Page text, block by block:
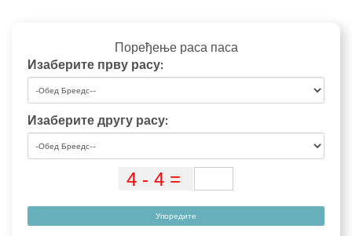
Поређење раса паса
Изаберите прву расу:
Изаберите другу расу:
Упоредите